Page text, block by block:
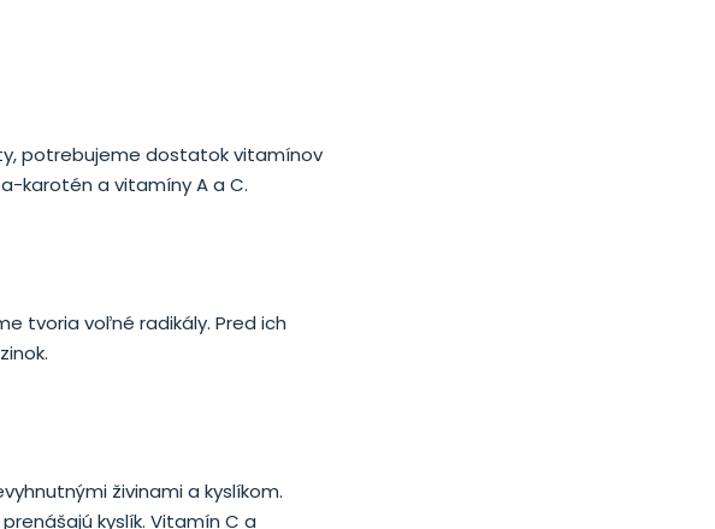
potrebujeme dostatok vitamínov
karotén a vitamíny A a C.
tvoria voľné radikály. Pred ich
živinami a kyslíkom.
kyslík. Vitamín C a